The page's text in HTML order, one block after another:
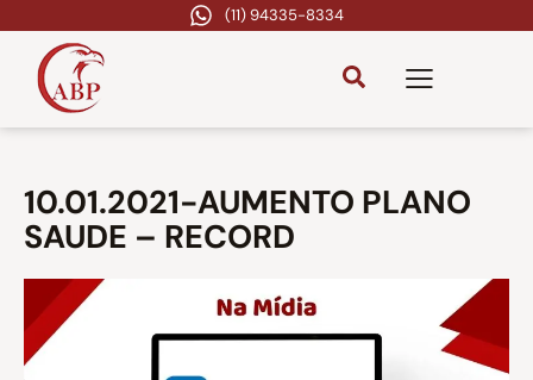
(11) 94335-8334
10.01.2021-AUMENTO PLANO
SAUDE – RECORD